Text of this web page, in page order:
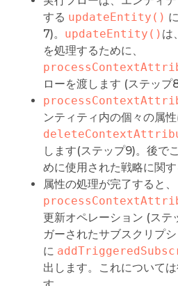
する updateEntity()
7)。 updateEntity() は
を処理するために、
ローを渡します (ステップ
ンティティ内の個々の属
します(ステップ9)。後で
めに使用された戦略に関
属性の処理が完了すると、
更新オペレーション (ステ
ガーされたサブスクリプ
に
出します。これについて